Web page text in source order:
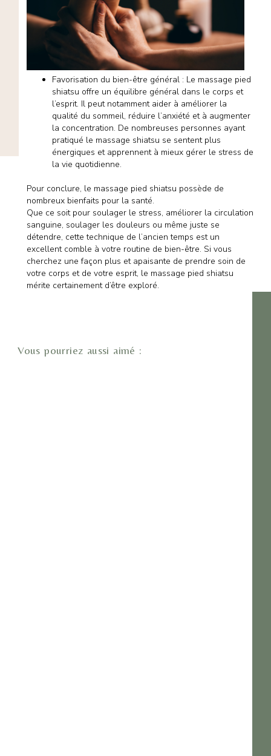
Favorisation du bien-être général : Le massage pied
shiatsu offre un équilibre général dans le corps et
l’esprit. Il peut notamment aider à améliorer la
qualité du sommeil, réduire l’anxiété et à augmenter
la concentration. De nombreuses personnes ayant
pratiqué le massage shiatsu se sentent plus
énergiques et apprennent à mieux gérer le stress de
la vie quotidienne.
Pour conclure, le massage pied shiatsu possède de
nombreux bienfaits pour la santé.
Que ce soit pour soulager le stress, améliorer la circulation
sanguine, soulager les douleurs ou même juste se
détendre, cette technique de l’ancien temps est un
excellent comble à votre routine de bien-être. Si vous
cherchez une façon plus et apaisante de prendre soin de
votre corps et de votre esprit, le massage pied shiatsu
mérite certainement d’être exploré.
Vous pourriez aussi aimé :